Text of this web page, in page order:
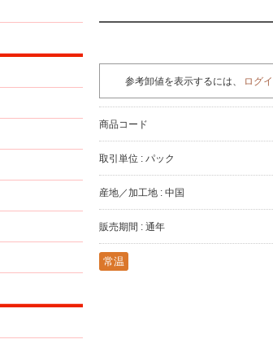
参考卸値を表示するには、 ログ
商品コード
取引単位 : パック
産地／加工地 : 中国
販売期間 : 通年
常温